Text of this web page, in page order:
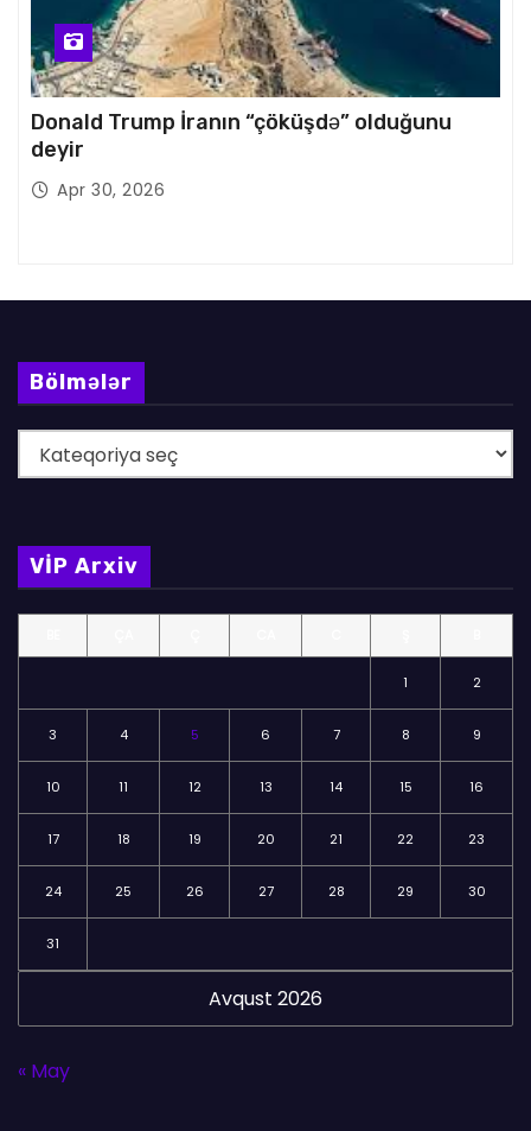
Donald Trump İranın “çöküşdə” olduğunu
deyir
Apr 30, 2026
Bölmələr
ö
m
l
VİP Arxiv
Avqust 2026
1 2
3 4 5 6 7 8 9
10 11 12 13 14 15 16
17 18 19 20 21 22 23
24 25 26 27 28 29 30
31
« May